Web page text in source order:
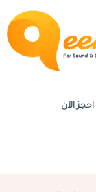
احجز الآن